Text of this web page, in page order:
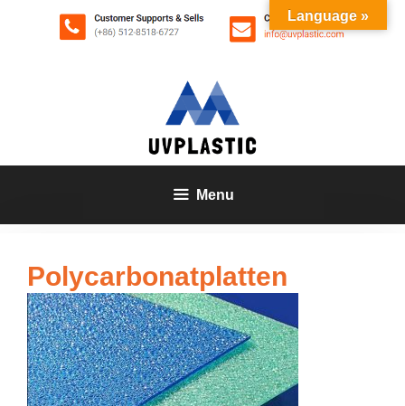
Menu
Polycarbonatplatten
Language »